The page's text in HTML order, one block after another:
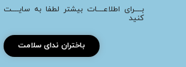
بــــرای اطلاعــــات بیشتر لطفا به سایــــت
کنید
باختران ندای سلامت